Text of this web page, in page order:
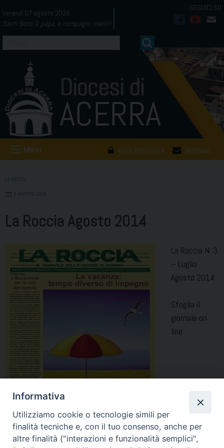
to
content
venerdì 07 agosto 2026
Santi Sisto II, papa, e compagni, martiri
AREA RISERVATA WEBMAIL
Menu
LA ROCCIA
6 AGOSTO 2014
La Roccia Agosto 2014
La Roccia N. 3
– Luglio
Agosto 2014
Sfoglia il
giornale on
line
Informativa
Utilizziamo cookie o tecnologie simili per
finalità tecniche e, con il tuo consenso, anche per
altre finalità ("interazioni e funzionalità semplici",